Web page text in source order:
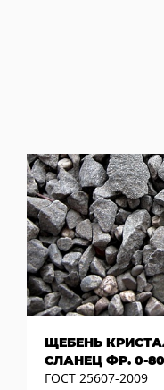
ЩЕБЕНЬ
СЛАНЕЦ ФР. 0-80
ГОСТ 25607-2009